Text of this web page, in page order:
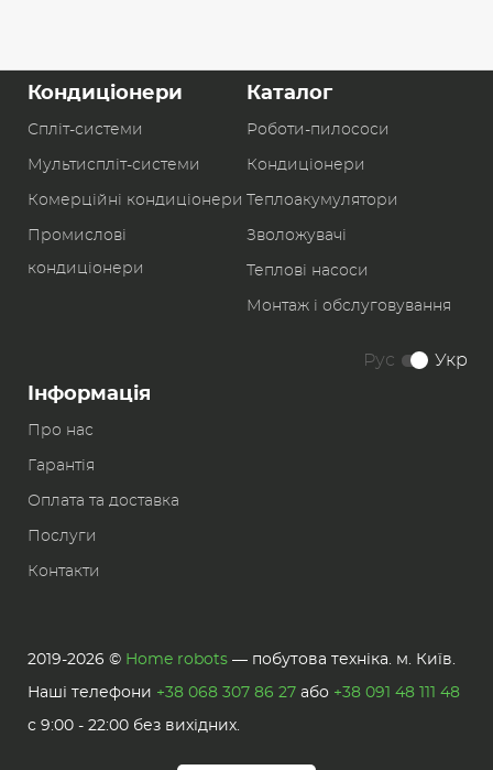
Кондиціонери
Спліт-системи
Мультиспліт-системи
Комерційні кондиціонери
Промислові
кондиціонери
Каталог
Роботи-пилоcоси
Кондиціонери
Теплоакумулятори
Зволожувачі
Теплові насоси
Монтаж і обслуговування
Інформація
Про нас
Гарантія
Оплата та доставка
Послуги
Контакти
2019-2026 © Home robots — побутова техніка. м. Київ.
Наші телефони +38 068 307 86 27 або +38 091 48 111 48
с 9:00 - 22:00 без вихідних.
Рус Укр